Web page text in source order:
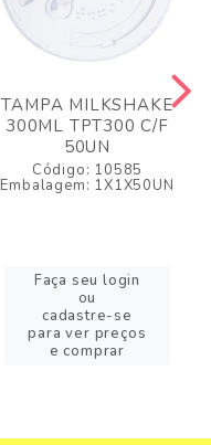
TAMPA MILKSHAKE
300ML TPT300 C/F
50UN
Código: 10585
Embalagem: 1X1X50UN
Faça seu login
ou
cadastre-se
para ver preços
e comprar